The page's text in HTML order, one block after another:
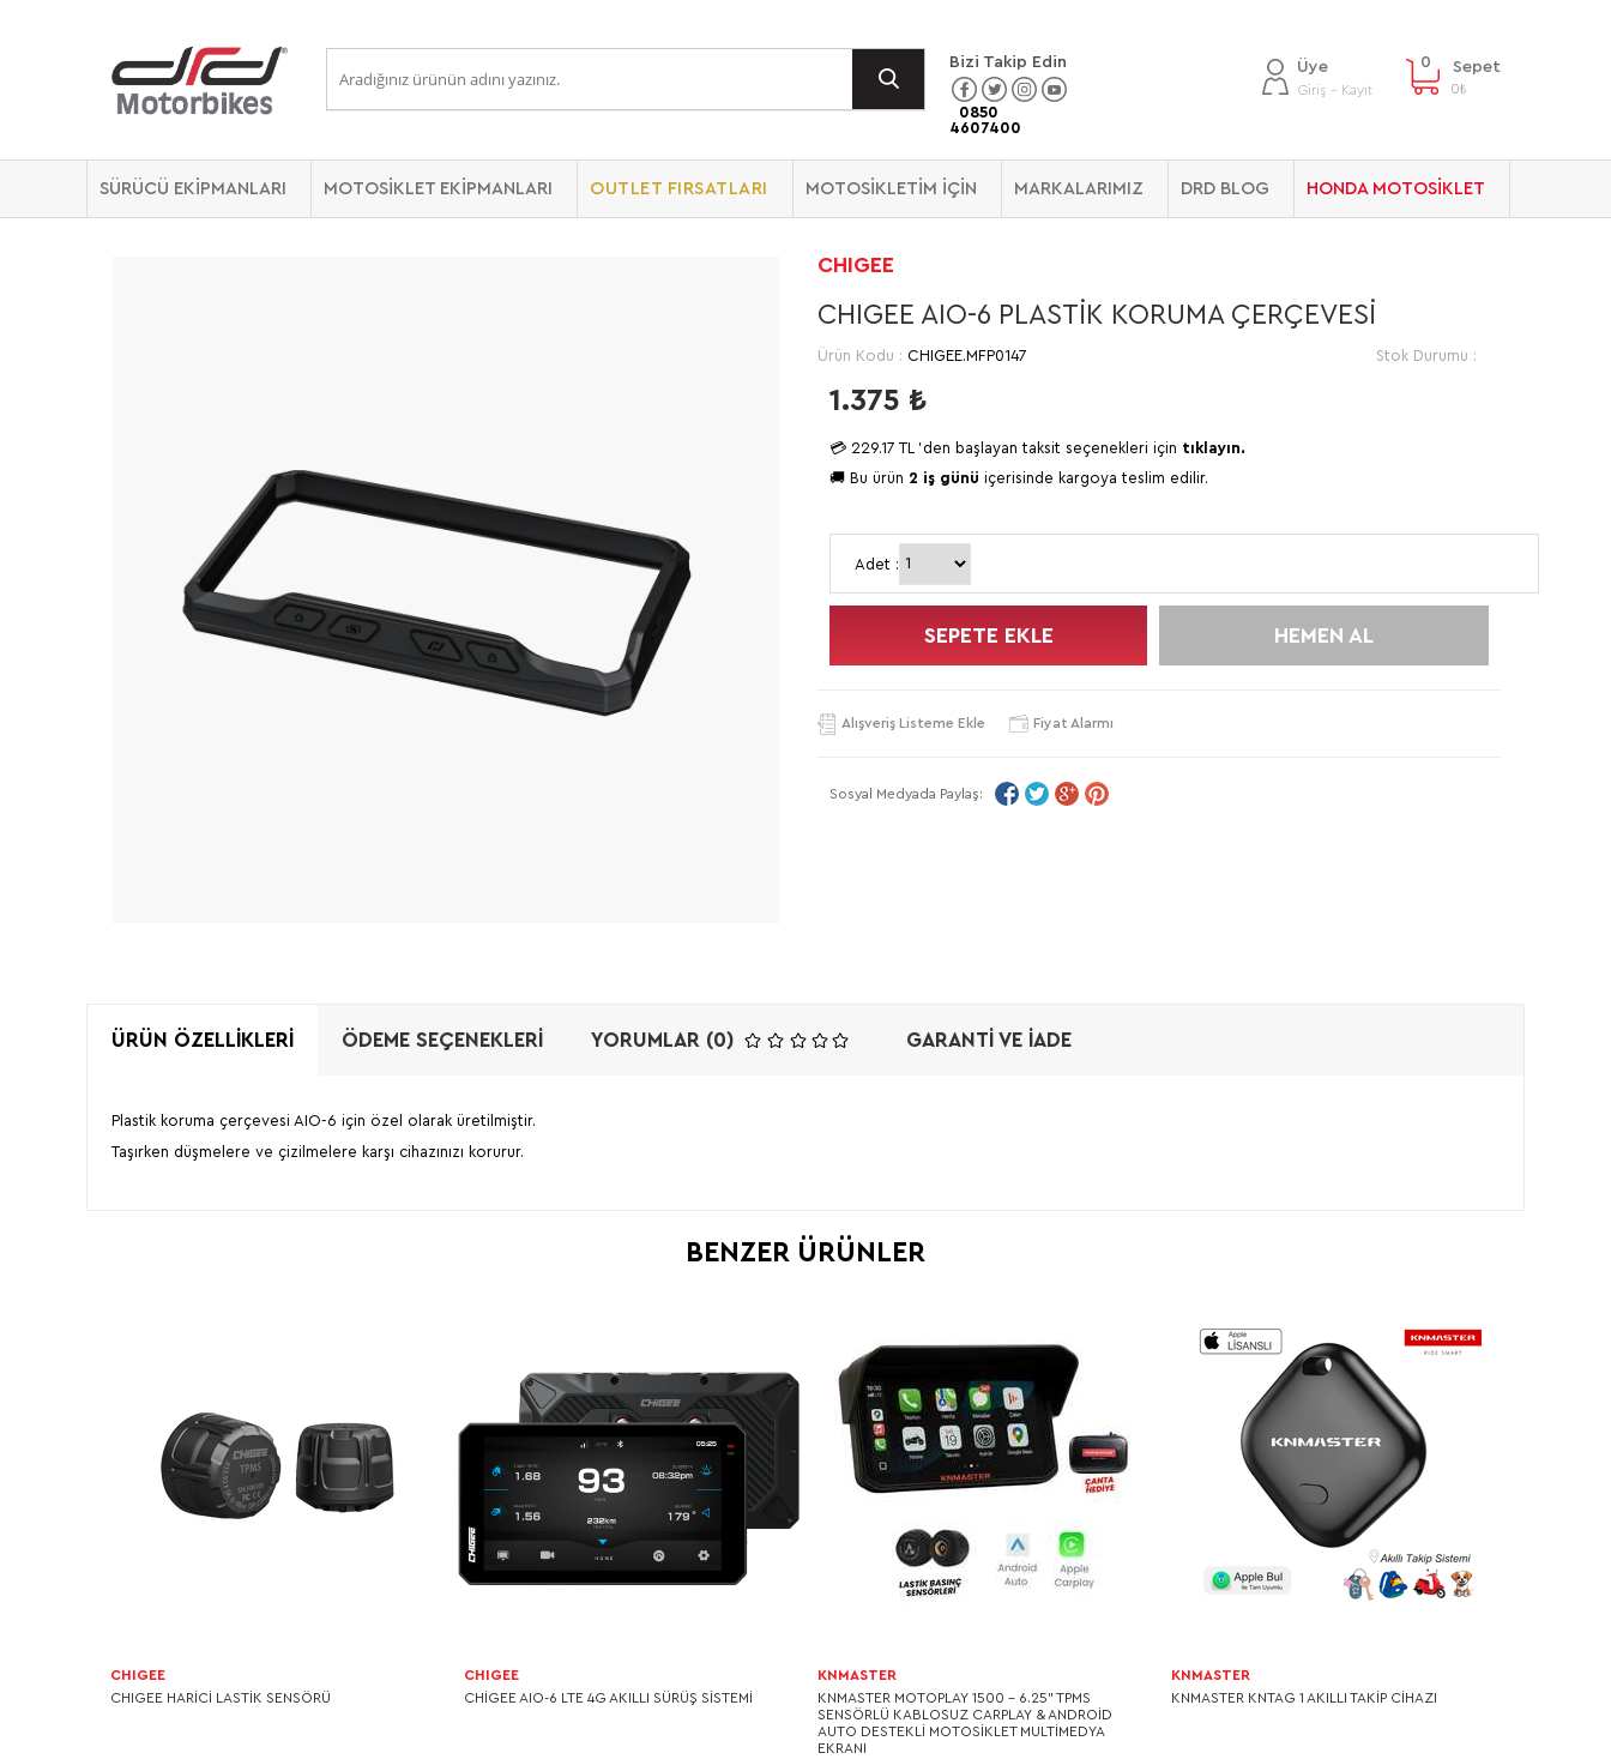
Bizi Takip Edin
0850
4607400
Sepet
0₺
0
Üye
Giriş - Kayıt
SÜRÜCÜ EKİPMANLARI MOTOSİKLET EKİPMANLARI OUTLET FIRSATLARI MOTOSİKLETİM İÇİN MARKALARIMIZ DRD BLOG HONDA MOTOSİKLET
CHIGEE
CHIGEE AIO-6 PLASTİK KORUMA ÇERÇEVESİ
Ürün Kodu : CHIGEE.MFP0147 Stok Durumu :
1.375 ₺
💳 229.17 TL 'den başlayan taksit seçenekleri için tıklayın.
🚚 Bu ürün 2 iş günü içerisinde kargoya teslim edilir.
Adet :
SEPETE EKLE HEMEN AL
Alışveriş Listeme Ekle Fiyat Alarmı
Sosyal Medyada Paylaş:
ÜRÜN ÖZELLIKLERI ÖDEME SEÇENEKLERI YORUMLAR (0) GARANTI VE İADE
Plastik koruma çerçevesi AIO-6 için özel olarak üretilmiştir.
Taşırken düşmelere ve çizilmelere karşı cihazınızı korurur.
BENZER ÜRÜNLER
CHIGEE
CHIGEE HARİCİ LASTİK SENSÖRÜ
CHIGEE
CHIGEE AIO-6 LTE 4G AKILLI SÜRÜŞ SISTEMI
KNMASTER
KNMASTER MOTOPLAY 1500 - 6.25" TPMS
SENSÖRLÜ KABLOSUZ CARPLAY & ANDROID
AUTO DESTEKLI MOTOSIKLET MULTIMEDYA
EKRANI
KNMASTER
KNMASTER KNTAG 1 AKILLI TAKIP CIHAZI